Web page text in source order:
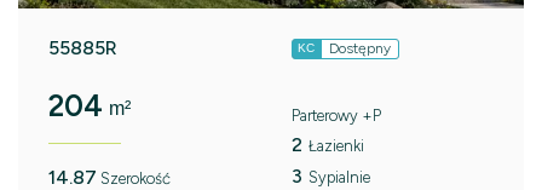
55885R KC Dostępny
204 m²
14.87 Szerokość
Parterowy +P
2 Łazienki
3 Sypialnie